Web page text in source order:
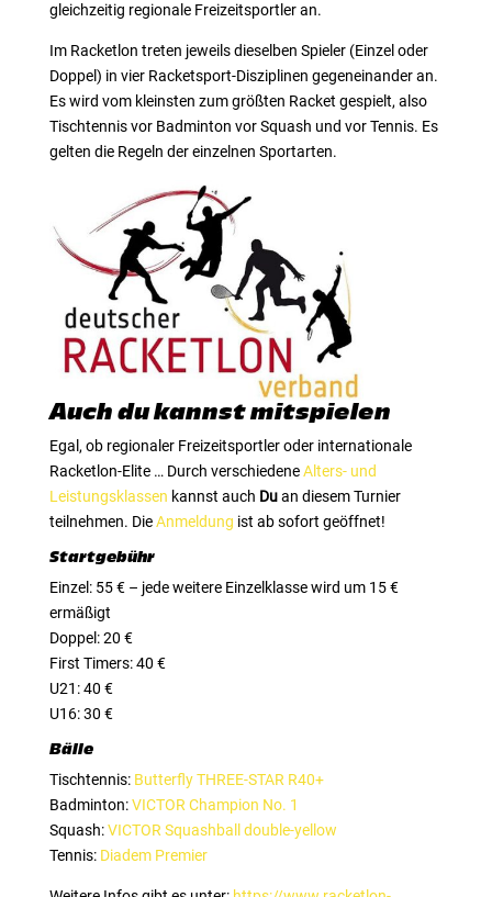
gleichzeitig regionale Freizeitsportler an.
Im Racketlon treten jeweils dieselben Spieler (Einzel oder
Doppel) in vier Racketsport-Disziplinen gegeneinander an.
Es wird vom kleinsten zum größten Racket gespielt, also
Tischtennis vor Badminton vor Squash und vor Tennis. Es
gelten die Regeln der einzelnen Sportarten.
Auch du kannst mitspielen
Egal, ob regionaler Freizeitsportler oder internationale
Racketlon-Elite … Durch verschiedeneAlters- und
Leistungsklassen kannst auch Duan diesem Turnier
teilnehmen. DieAnmeldung ist ab sofort geöffnet!
Startgebühr
Einzel: 55 € – jede weitere Einzelklasse wird um 15 €
ermäßigt
Doppel: 20 €
First Timers: 40 €
U21: 40 €
U16: 30 €
Bälle
Tischtennis: Butterfly THREE-STAR R40+
Badminton:VICTOR Champion No. 1
Squash:VICTOR Squashball double-yellow
Tennis: Diadem Premier